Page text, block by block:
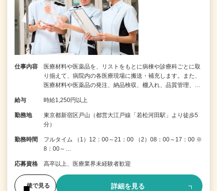
仕事内容
医療材料や医薬品を、リストをもとに病棟や診療科ごとに取
り揃えて、病院内の各医療現場に搬送・補充します。また、
医療材料や医薬品の発注、納品検収、棚入れ、品質管理、…
給与 時給1,250円以上
勤務地
東京都新宿区戸山（都営大江戸線「若松河田駅」より徒歩5
分）
勤務時間
フルタイム （1）12：00～21：00 （2）08：00～17：00 ※
8：00～…
応募資格 高卒以上、医療業界未経験者歓迎
後で見る 詳細を見る